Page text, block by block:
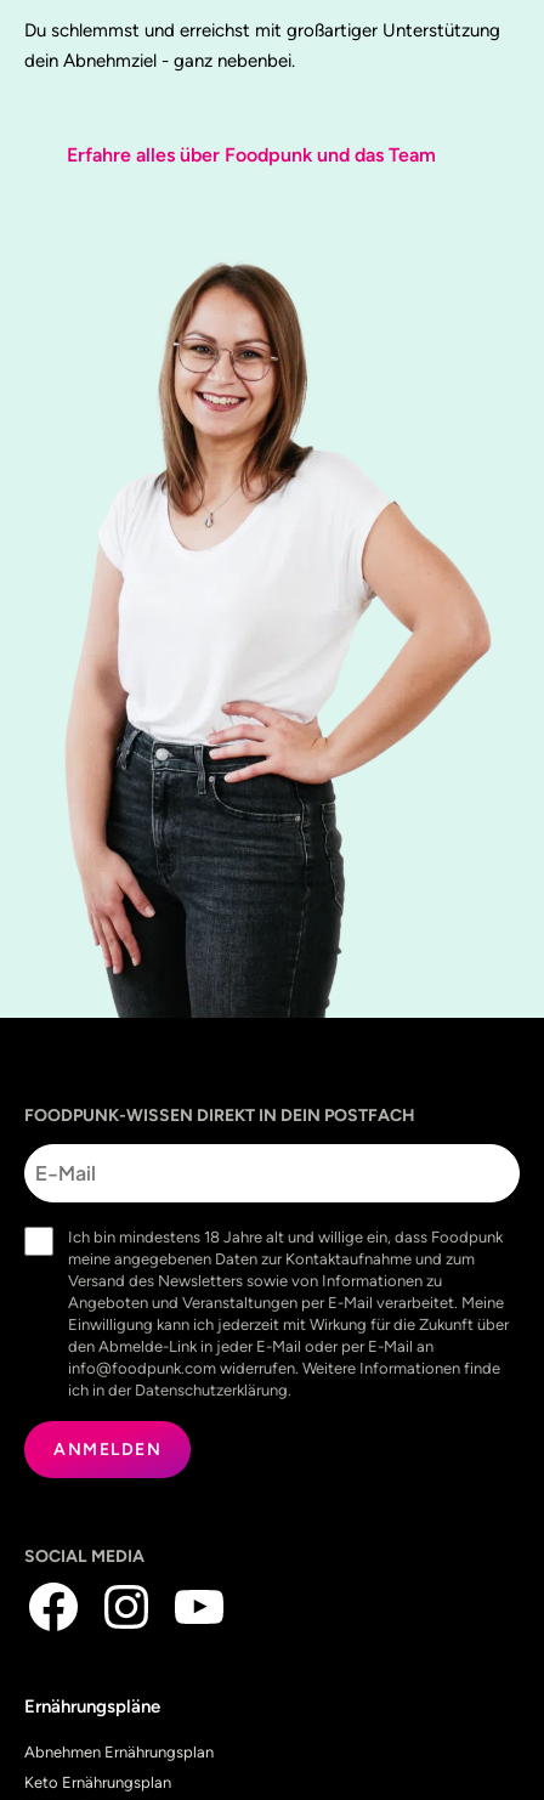
Du schlemmst und erreichst mit großartiger Unterstützung
dein Abnehmziel - ganz nebenbei.
Erfahre alles über Foodpunk und das Team
FOODPUNK-WISSEN DIREKT IN DEIN POSTFACH
E-
Mail
(erforderlich)
Ich bin mindestens 18 Jahre alt und willige ein, dass Foodpunk
meine angegebenen Daten zur Kontaktaufnahme und zum
Versand des Newsletters sowie von Informationen zu
Angeboten und Veranstaltungen per E-Mail verarbeitet. Meine
Einwilligung kann ich jederzeit mit Wirkung für die Zukunft über
den Abmelde-Link in jeder E-Mail oder per E-Mail an
info@foodpunk.com widerrufen. Weitere Informationen finde
ich in der Datenschutzerklärung.
SOCIAL MEDIA
Ernährungspläne
Abnehmen Ernährungsplan
Keto Ernährungsplan